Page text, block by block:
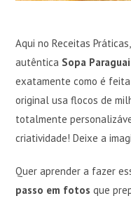
Aqui no Receitas
autêntica Sopa
exatamente como é
original usa flocos de
totalmente
criatividade! Deixe a
Quer aprender a fazer
passo em fotos que